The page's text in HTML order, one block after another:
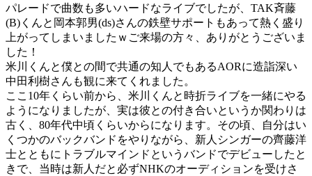
パレードで曲数も多いハードなライブでしたが、TAK斉藤
(B)くんと岡本郭男(ds)さんの鉄壁サポートもあって熱く盛り
上がってしまいましたｗご来場の方々、ありがとうございま
した！
米川くんと僕との間で共通の知人でもあるAORに造詣深い
中田利樹さんも観に来てくれました。
ここ10年くらい前から、米川くんと時折ライブを一緒にやる
ようになりましたが、実は彼との付き合いというか関わりは
古く、80年代中頃くらいからになります。その頃、自分はい
くつかのバックバンドをやりながら、新人シンガーの齊藤洋
士とともにトラブルマインドというバンドでデビューしたと
きで、当時は新人だと必ずNHKのオーディションを受けさ